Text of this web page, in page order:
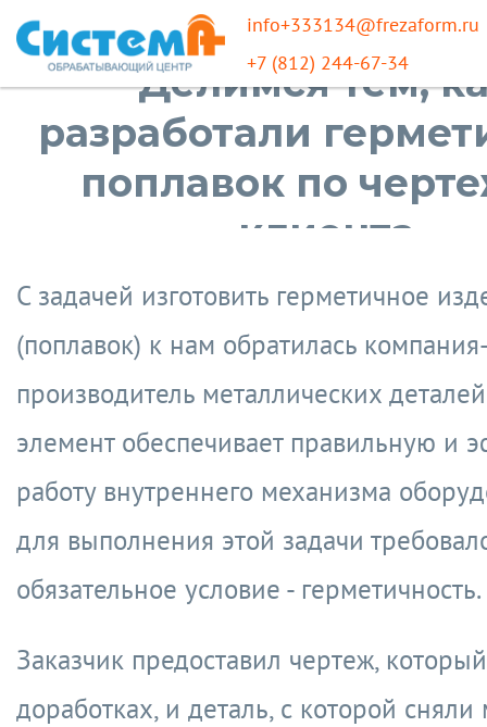
info+333134@frezaform.ru
+7 (812) 244-67-34
Делимся тем,
разработали
поплавок по
клиента
С задачей изготовить герметичное
(поплавок) к нам обратилась
производитель металлических
элемент обеспечивает правильную и
работу внутреннего механизма
для выполнения этой задачи
обязательное условие - герметичность.
Заказчик предоставил чертеж,
доработках, и деталь, с которой